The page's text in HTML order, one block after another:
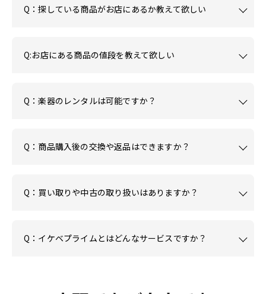
Q：探している商品がお店にあるか教えて欲しい
Q:お店にある商品の値段を教えて欲しい
Q：楽器のレンタルは可能ですか？
Q：商品購入後の交換や返品はできますか？
Q：買い取りや中古の取り扱いはありますか？
Q：イケベプライムとはどんなサービスですか？